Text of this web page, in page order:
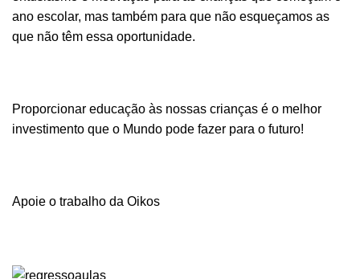
ano escolar, mas também para que não esqueçamos as
que não têm essa oportunidade.
Proporcionar educação às nossas crianças é o melhor
investimento que o Mundo pode fazer para o futuro!
Apoie o trabalho da Oikos